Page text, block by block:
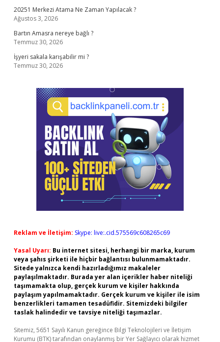
20251 Merkezi Atama Ne Zaman Yapılacak ?
Ağustos 3, 2026
Bartın Amasra nereye bağlı ?
Temmuz 30, 2026
İşyeri sakala karışabilir mi ?
Temmuz 30, 2026
Reklam ve İletişim: Skype: live:.cid.575569c608265c69
Yasal Uyarı: Bu internet sitesi, herhangi bir marka, kurum
veya şahıs şirketi ile hiçbir bağlantısı bulunmamaktadır.
Sitede yalnızca kendi hazırladığımız makaleler
paylaşılmaktadır. Burada yer alan içerikler haber niteliği
taşımamakta olup, gerçek kurum ve kişiler hakkında
paylaşım yapılmamaktadır. Gerçek kurum ve kişiler ile isim
benzerlikleri tamamen tesadüfidir. Sitemizdeki bilgiler
taslak halindedir ve tavsiye niteliği taşımazlar.
Sitemiz, 5651 Sayılı Kanun gereğince Bilgi Teknolojileri ve İletişim
Kurumu (BTK) tarafından onaylanmış bir Yer Sağlayıcı olarak hizmet